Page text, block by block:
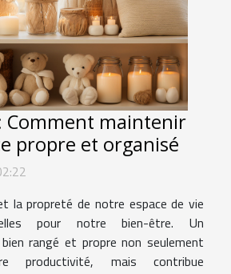
Comment maintenir
propre et organisé
la propreté de notre espace de vie
pour notre bien-être. Un
rangé et propre non seulement
productivité, mais contribue